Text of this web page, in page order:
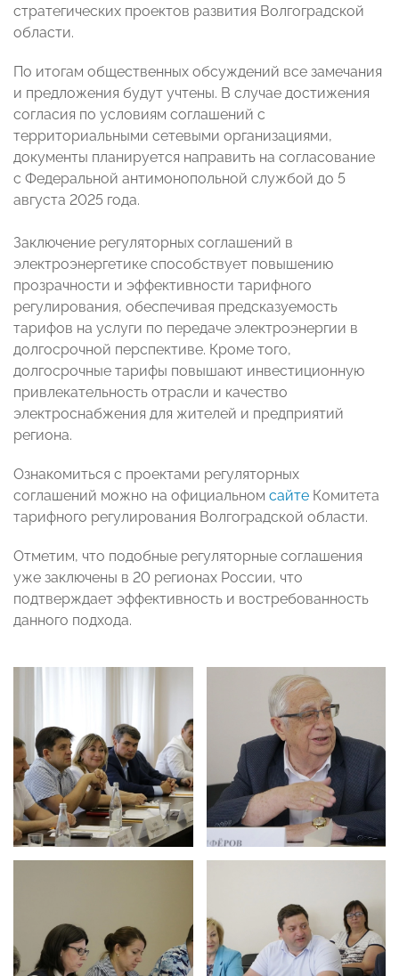
стратегических проектов развития Волгоградской
области.
По итогам общественных обсуждений все замечания
и предложения будут учтены. В случае достижения
согласия по условиям соглашений с
территориальными сетевыми организациями,
документы планируется направить на согласование
с Федеральной антимонопольной службой до 5
августа 2025 года.
Заключение регуляторных соглашений в
электроэнергетике способствует повышению
прозрачности и эффективности тарифного
регулирования, обеспечивая предсказуемость
тарифов на услуги по передаче электроэнергии в
долгосрочной перспективе. Кроме того,
долгосрочные тарифы повышают инвестиционную
привлекательность отрасли и качество
электроснабжения для жителей и предприятий
региона.
Ознакомиться с проектами регуляторных
соглашений можно на официальном сайте Комитета
тарифного регулирования Волгоградской области.
Отметим, что подобные регуляторные соглашения
уже заключены в 20 регионах России, что
подтверждает эффективность и востребованность
данного подхода.